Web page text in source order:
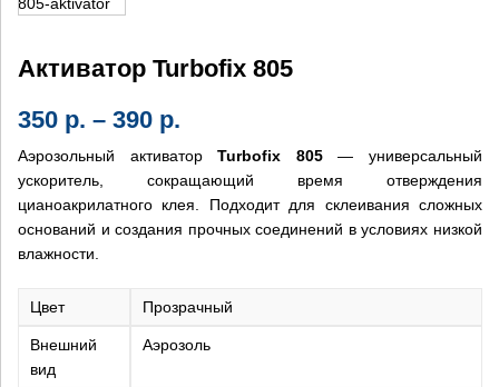
Активатор Turbofix 805
350 р. – 390 р.
Аэрозольный активаторTurbofix 805— универсальный
ускоритель, сокращающий время отверждения
цианоакрилатного клея. Подходит для склеивания сложных
оснований и создания прочных соединений в условиях низкой
влажности.
Цвет Прозрачный
Внешний
вид
Аэрозоль